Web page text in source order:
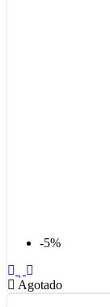
-5%
Agotado